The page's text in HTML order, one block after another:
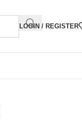
LOGIN / REGISTER